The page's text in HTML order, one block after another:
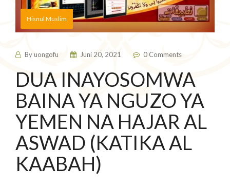
Hisnul Muslim
Byuongofu Juni 20, 2021 0 Comments
DUA INAYOSOMWA
BAINA YA NGUZO YA
YEMEN NA HAJAR AL
ASWAD (KATIKA AL
KAABAH)